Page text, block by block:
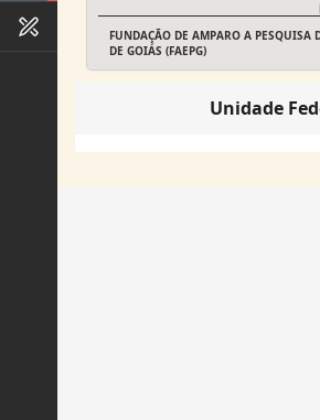
FUNDAÇÃO DE AMPARO A PESQUISA
DE GOIÁS (FAEPG)
Unidade